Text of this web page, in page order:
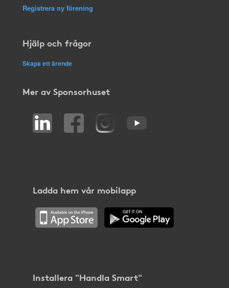
Registrera ny förening
Hjälp och frågor
Skapa ett ärende
Mer av Sponsorhuset
Ladda hem vår mobilapp
Installera "Handla Smart"